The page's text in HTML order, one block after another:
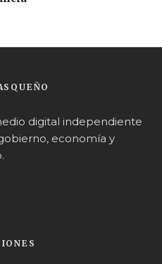
digital independiente
economía y